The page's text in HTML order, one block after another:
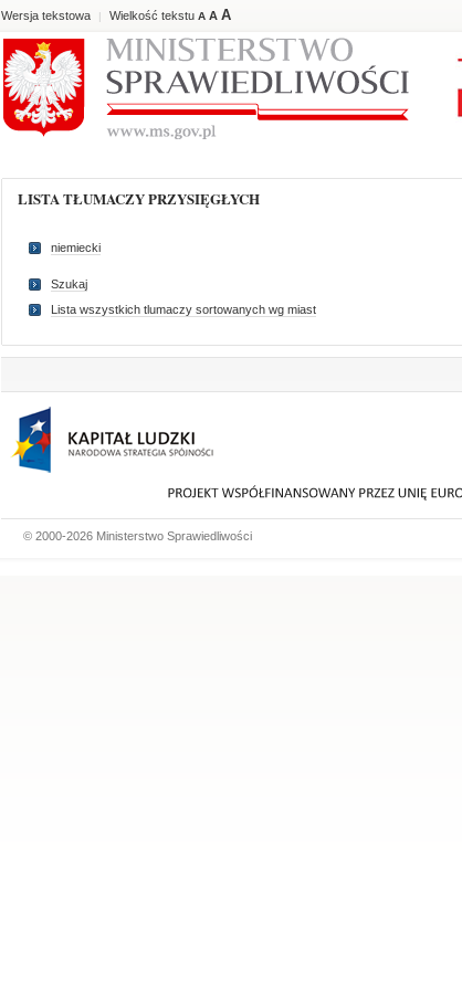
Wersja tekstowa | Wielkość tekstu A A A
LISTA TŁUMACZY PRZYSIĘGŁYCH
niemiecki
Szukaj
Lista wszystkich tlumaczy sortowanych wg miast
© 2000-2026 Ministerstwo Sprawiedliwości